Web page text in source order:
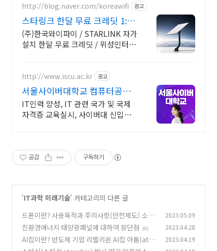
http://blog.naver.com/koreawifi 광고
스타링크 한달 무료 크레딧 1:1
맞춤 상담 및 견적
(주)한국와이파이 / STARLINK 자가
설치 한달 무료 크레딧 / 위성인터넷
보유
http://www.iscu.ac.kr 광고
서울사이버대학교 컴퓨터공학
과 2026 가을학기 신편입생
IT인력 양성, IT 관련 국가 및 국제
자격증 교육실시, 사이버대 신입생
공감 구독하기
'IT과학 미래기술' 카테고리의 다른 글
드론이란? 사용목적과 주의사항(안전제도) 소개
(0)
2023.05.09
친환경에너지 태양광패널에 대하여 장단점 (0) 2023.04.28
AI칩이란? 반도체 기업 리벨리온 AI칩 아톰(ato
2023.04.19